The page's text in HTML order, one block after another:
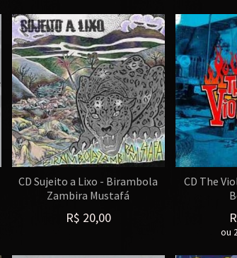
CD Sujeito a Lixo - Birambola
Zambira Mustafá
R$ 20,00
CD The
ou